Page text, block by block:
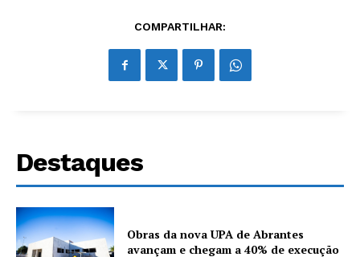
COMPARTILHAR:
Destaques
Obras da nova UPA de Abrantes
avançam e chegam a 40% de execução